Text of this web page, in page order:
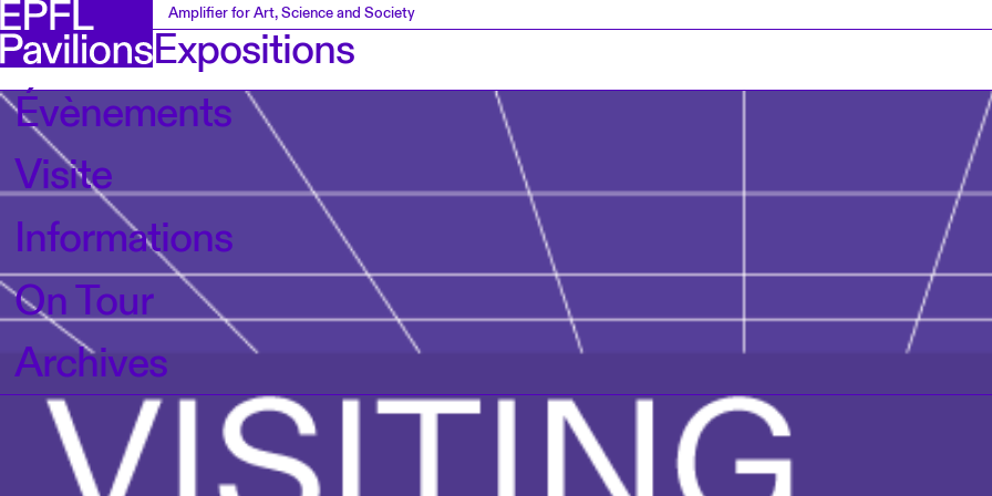
Amplifier for Art, Science and Society
Expositions
Évènements
Visite
Informations
On Tour
Archives